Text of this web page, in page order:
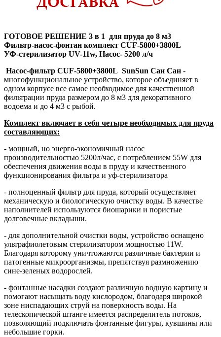
ГОТОВОЕ РЕШЕНИЕ 3 в 1 для пруда до 8 м3
Фильтр-насос-фонтан комплект CUF-5800+3800L
УФ-стерилизатор UV-11w, Насос- 5200 л/ч
Насос-фильтр CUF-5800+3800L SunSun Сан Сан -
многофункциональное устройство, которое объединяет в
одном корпусе все самое необходимое для качественной
фильтрации пруда размером до 8 м3 для декоративного
водоема и до 4 м3 с рыбой.
Комплект включает в себя четыре необходимых для пруда
составляющих:
- мощный, но энерго-экономичный насос
производительностью 5200л/час, с потреблением 55W для
обеспечения движения воды в пруду и качественного
функционирования фильтра и уф-стерилизатора
- полноценный фильтр для пруда, который осуществляет
механическую и биологическую очистку воды. В качестве
наполнителей используются биошарики и пористые
долговечные вкладыши.
- для дополнительной очистки воды, устройство оснащено
ультрафиолетовым стерилизатором мощностью 11W.
Благодаря которому уничтожаются различные бактерии и
патогенные микроорганизмы, препятствуя размножению
сине-зеленых водорослей.
- фонтанные насадки создают различную водную картину и
помогают насыщать воду кислородом, благодаря широкой
зоне ниспадающих струй на поверхность воды. На
телескопической штанге имеется распределитель потоков,
позволяющий подключать фонтанные фигуры, кувшины или
небольшие горки.